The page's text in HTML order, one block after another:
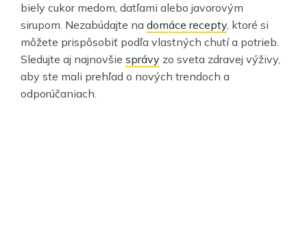
biely cukor medom, datľami alebo javorovým
sirupom. Nezabúdajte na domáce recepty, ktoré si
môžete prispôsobiť podľa vlastných chutí a potrieb.
Sledujte aj najnovšie správy zo sveta zdravej výživy,
aby ste mali prehľad o nových trendoch a
odporúčaniach.